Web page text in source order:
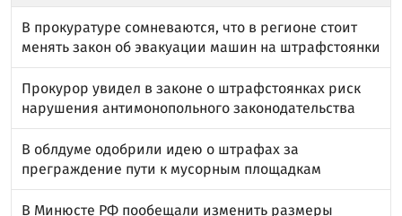
В прокуратуре сомневаются, что в регионе стоит
менять закон об эвакуации машин на штрафстоянки
Прокурор увидел в законе о штрафстоянках риск
нарушения антимонопольного законодательства
В облдуме одобрили идею о штрафах за
преграждение пути к мусорным площадкам
В Минюсте РФ пообещали изменить размеры